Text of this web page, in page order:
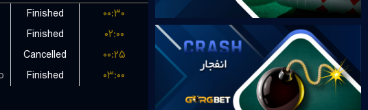
Finished
۰۰:۳۰
Finished
۰۲:۰۰
Cancelled
۰۰:۲۵
Finished
۰۳:۰۰